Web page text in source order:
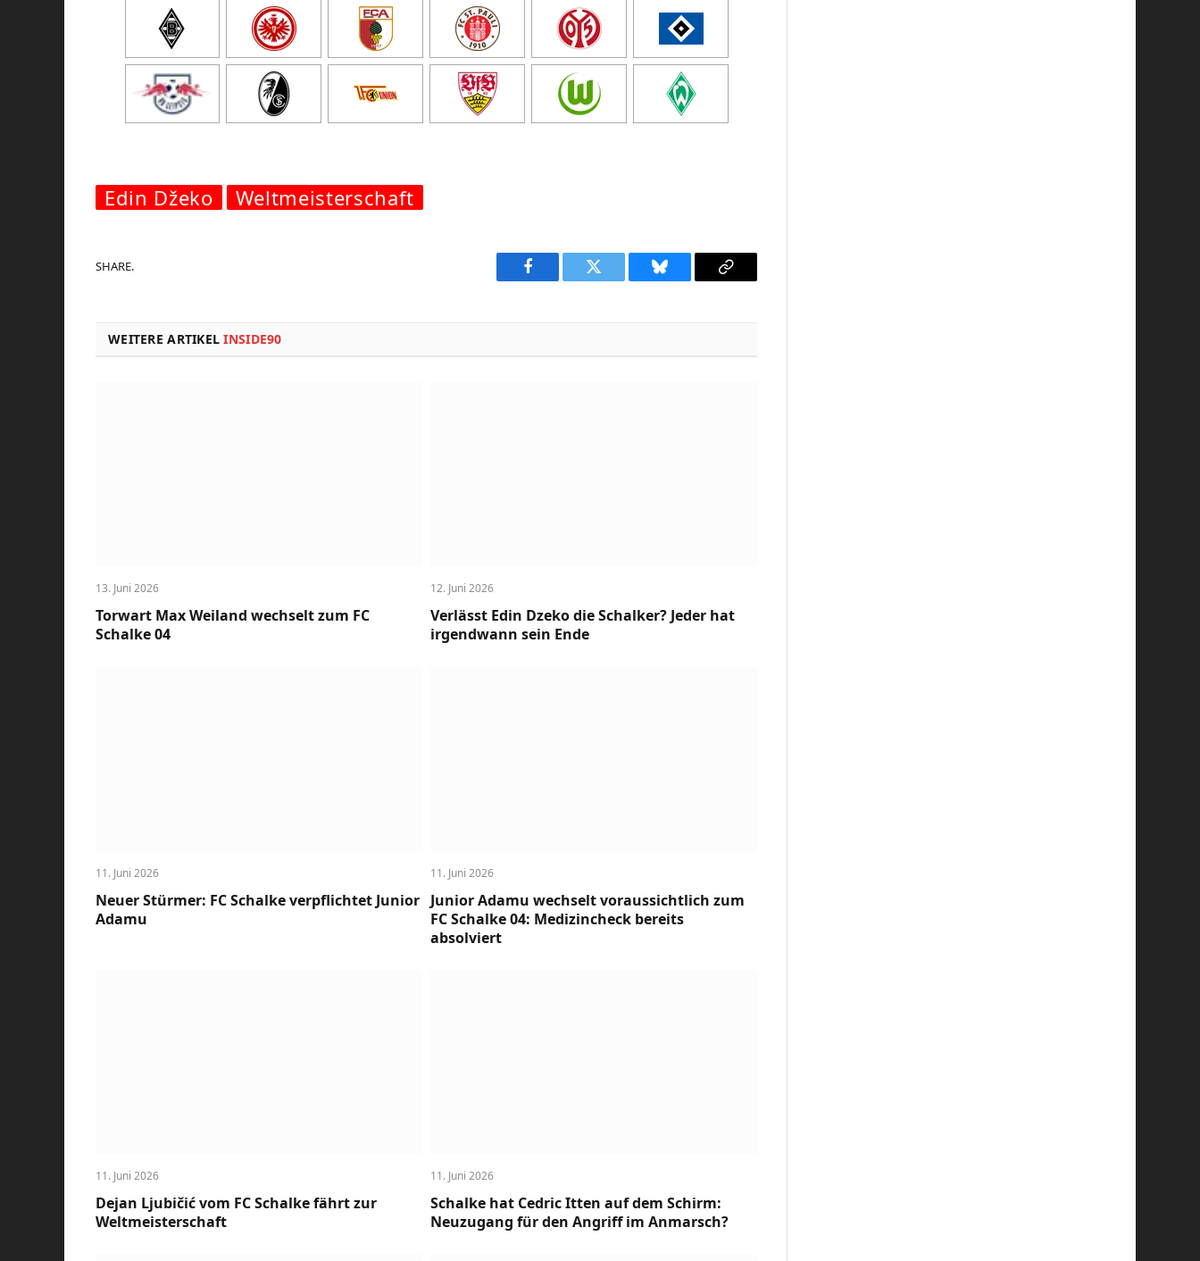
Edin Džeko Weltmeisterschaft
SHARE.
Facebook Twitter Bluesky
Copy
WEITERE ARTIKELINSIDE90
13. Juni 2026
Torwart Max Weiland wechselt zum FC
Schalke 04
12. Juni 2026
Verlässt Edin Dzeko die Schalker? Jeder hat
irgendwann sein Ende
11. Juni 2026
Neuer Stürmer: FC Schalke verpflichtet Junior
Adamu
11. Juni 2026
Junior Adamu wechselt voraussichtlich zum
FC Schalke 04: Medizincheck bereits
absolviert
11. Juni 2026
Dejan Ljubičić vom FC Schalke fährt zur
Weltmeisterschaft
11. Juni 2026
Schalke hat Cedric Itten auf dem Schirm:
Neuzugang für den Angriff im Anmarsch?